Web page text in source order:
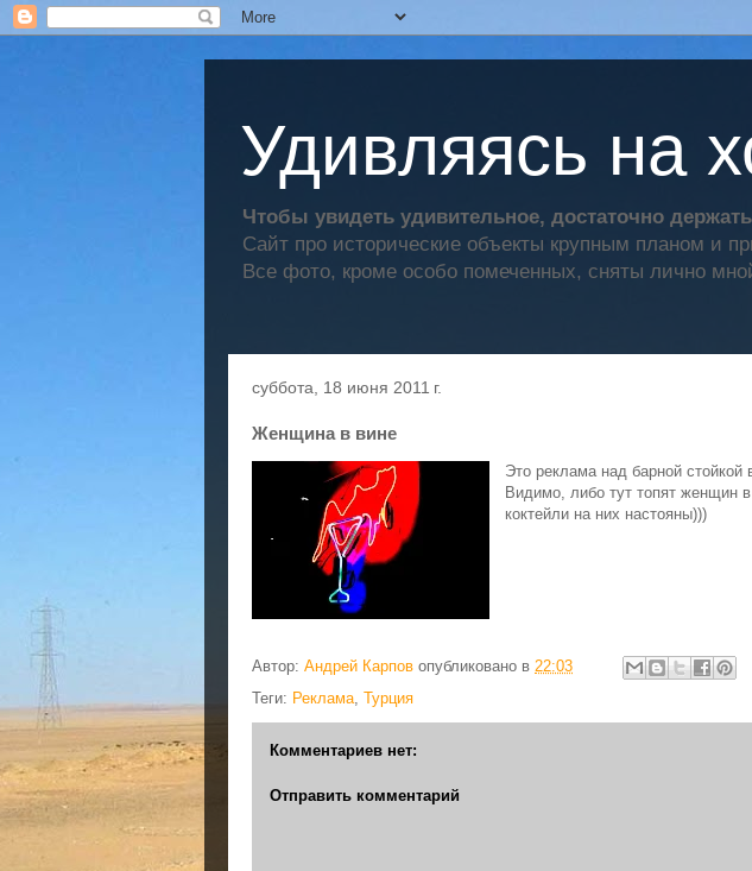
Удивляясь на
Чтобы увидеть удивительное, достаточно
Сайт про исторические объекты крупным планом и
Все фото, кроме особо помеченных, сняты лично
суббота, 18 июня 2011 г.
Женщина в вине
Это реклама над барной стойкой
Видимо, либо тут топят женщин
коктейли на них настояны)))
Автор: Андрей Карпов опубликовано в 22:03
Теги: Реклама, Турция
Комментариев нет:
Отправить комментарий